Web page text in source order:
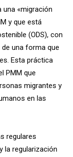
una «migración
y que está
(ODS), con
una forma que
Esta práctica
PMM que
migrantes y
en las
regulares
la regularización